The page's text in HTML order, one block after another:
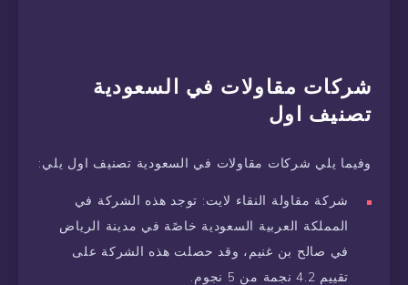
شركات مقاولات في السعودية
تصنيف اول
وفيما يلي شركات مقاولات في السعودية تصنيف اول يلي:
شركة مقاولة النقاء لايت: توجد هذه الشركة في
المملكة العربية السعودية خاصًة في مدينة الرياض
في صالح بن غنيم، وقد حصلت هذه الشركة على
تقييم 4.2 نجمة من 5 نجوم.